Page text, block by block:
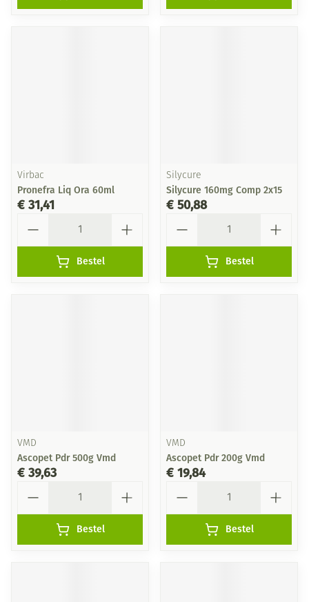
Virbac
Pronefra Liq Ora 60ml
€ 31,41
Bestel
Silycure
Silycure 160mg Comp 2x15
€ 50,88
Bestel
VMD
Ascopet Pdr 500g Vmd
€ 39,63
Bestel
VMD
Ascopet Pdr 200g Vmd
€ 19,84
Bestel